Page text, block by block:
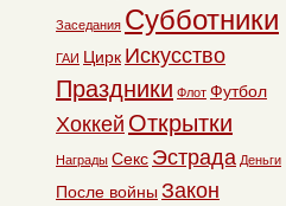
Заседания Субботники
ГАИ Цирк Искусство
Праздники Флот Футбол
Хоккей Открытки
Награды Секс Эстрада Деньги
После войны Закон